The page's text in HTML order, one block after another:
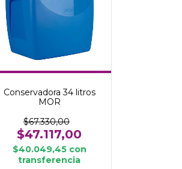
Conservadora 34 litros
MOR
$67.330,00
$47.117,00
$40.049,45 con
transferencia